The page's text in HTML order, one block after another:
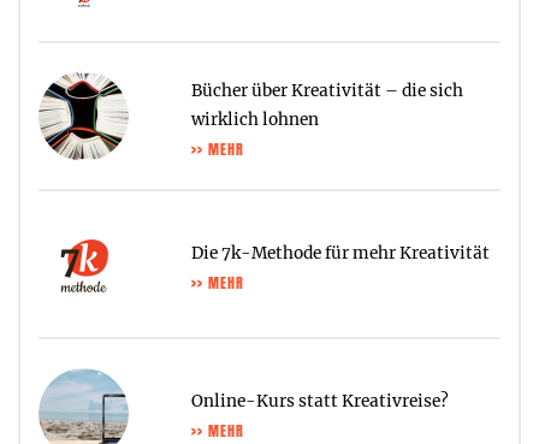
Bücher über Kreativität – die sich
wirklich lohnen
>> MEHR
Die 7k-Methode für mehr Kreativität
>> MEHR
Online-Kurs statt Kreativreise?
>> MEHR